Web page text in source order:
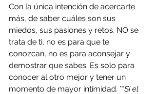
Con la única intención de acercarte
más, de saber cuáles son sus
miedos, sus pasiones y retos. NO se
trata de ti, no es para que te
conozcan, no es para aconsejar y
demostrar que sabes. Es solo para
conocer al otro mejor y tener un
momento de mayor intimidad. **Si el